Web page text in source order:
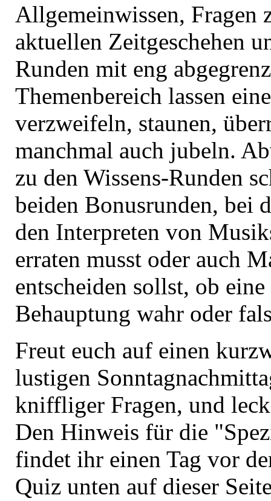
Allgemeinwissen, Fragen
aktuellen Zeitgeschehen
Runden mit eng
Themenbereich lassen
verzweifeln, staunen,
manchmal auch jubeln.
zu den Wissens-Runden
beiden Bonusrunden, bei
den Interpreten von
erraten musst oder auch
entscheiden sollst, ob
Behauptung wahr oder
Freut euch auf einen
lustigen
kniffliger Fragen, und
Den Hinweis für die
findet ihr einen Tag vor
Quiz unten auf dieser